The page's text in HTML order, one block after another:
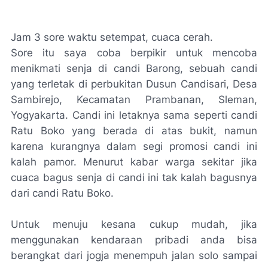
Jam 3 sore waktu setempat, cuaca cerah.
Sore itu saya coba berpikir untuk mencoba
menikmati senja di candi Barong, sebuah candi
yang terletak di perbukitan Dusun Candisari, Desa
Sambirejo, Kecamatan Prambanan, Sleman,
Yogyakarta. Candi ini letaknya sama seperti candi
Ratu Boko yang berada di atas bukit, namun
karena kurangnya dalam segi promosi candi ini
kalah pamor. Menurut kabar warga sekitar jika
cuaca bagus senja di candi ini tak kalah bagusnya
dari candi Ratu Boko.
Untuk menuju kesana cukup mudah, jika
menggunakan kendaraan pribadi anda bisa
berangkat dari jogja menempuh jalan solo sampai